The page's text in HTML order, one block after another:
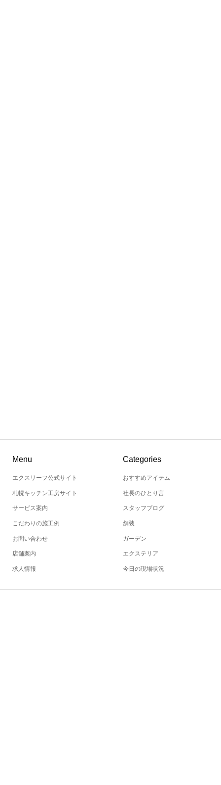
Menu
エクスリーフ公式サイト
札幌キッチン工房サイト
サービス案内
こだわりの施工例
お問い合わせ
店舗案内
求人情報
Categories
おすすめアイテム
社長のひとり言
スタッフブログ
舗装
ガーデン
エクステリア
今日の現場状況